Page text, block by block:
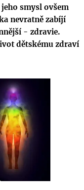
smysl ovšem
nevratně zabíjí
- zdravie.
dětskému zdraví